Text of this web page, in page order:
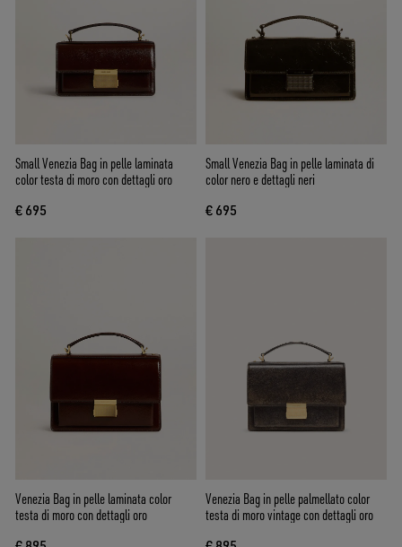
Small Venezia Bag in pelle laminata
color testa di moro con dettagli oro
€ 695
Small Venezia Bag in pelle laminata di
color nero e dettagli neri
€ 695
Venezia Bag in pelle laminata color
testa di moro con dettagli oro
Venezia Bag in pelle palmellato color
testa di moro vintage con dettagli oro